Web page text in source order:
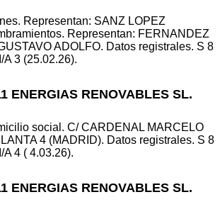
Representan: SANZ LOPEZ
Representan: FERNANDEZ
ADOLFO. Datos registrales. S 8
A 3 (25.02.26).
ENERGIAS RENOVABLES SL.
social. C/ CARDENAL MARCELO
4 (MADRID). Datos registrales. S 8
A 4 ( 4.03.26).
ENERGIAS RENOVABLES SL.